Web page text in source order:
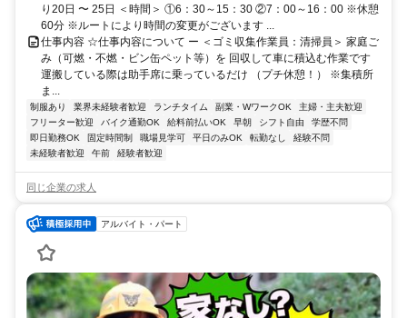
り20日 〜 25日 ＜時間＞ ①6：30～15：30 ②7：00～16：00 ※休憩
60分 ※ルートにより時間の変更がございます ...
仕事内容 ☆仕事内容について ー ＜ゴミ収集作業員：清掃員＞ 家庭ご
み（可燃・不燃・ビン缶ペット等）を 回収して車に積込む作業です
運搬している際は助手席に乗っているだけ （プチ休憩！） ※集積所
ま...
制服あり 業界未経験者歓迎 ランチタイム 副業・WワークOK
主婦・主夫歓迎
フリーター歓迎
バイク通勤OK 給料前払いOK 早朝 シフト自由
学歴不問
即日勤務OK
固定時間制 職場見学可 平日のみOK 転勤なし
経験不問
未経験者歓迎
午前 経験者歓迎
同じ企業の求人
アルバイト・パート